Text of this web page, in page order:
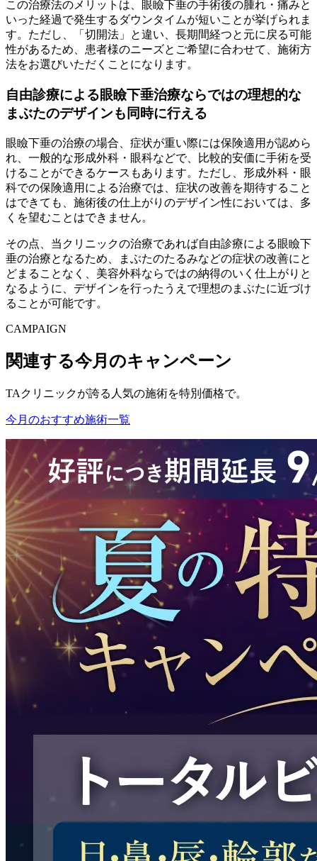
この治療法のメリットは、眼瞼下垂の手術後の腫れ・痛みと
いった経過で発生する ダウンタイムが短いことが挙げられま
す。ただし、「切開法」と違い、 長期間経つと元に戻る可能
性があるため、患者様のニーズとご希望に合わせて、施術方
法をお選びいただくことになります。
自由診療による眼瞼下垂治療ならではの理想的な
まぶたのデザインも同時に行える
眼瞼下垂の治療の場合、症状が重い際には保険適用が認めら
れ、一般的な形成外科・眼科などで、比較的安価に手術を受
けることができるケースもあります。ただし、形成外科・眼
科での保険適用による治療では、症状の改善を期待すること
はできても、施術後の仕上がりのデザイン性においては、多
くを望むことはできません。
その点、当クリニックの治療であれば自由診療による眼瞼下
垂の治療となるため、まぶたのたるみなどの症状の改善にと
どまることなく、 美容外科ならではの納得のいく仕上がり と
なるように、デザインを行ったうえで理想のまぶたに近づけ
る ことが可能です。
CAMPAIGN
関連する今月のキャンペーン
TAクリニックが誇る人気の施術を特別価格で。
今月のおすすめ施術一覧